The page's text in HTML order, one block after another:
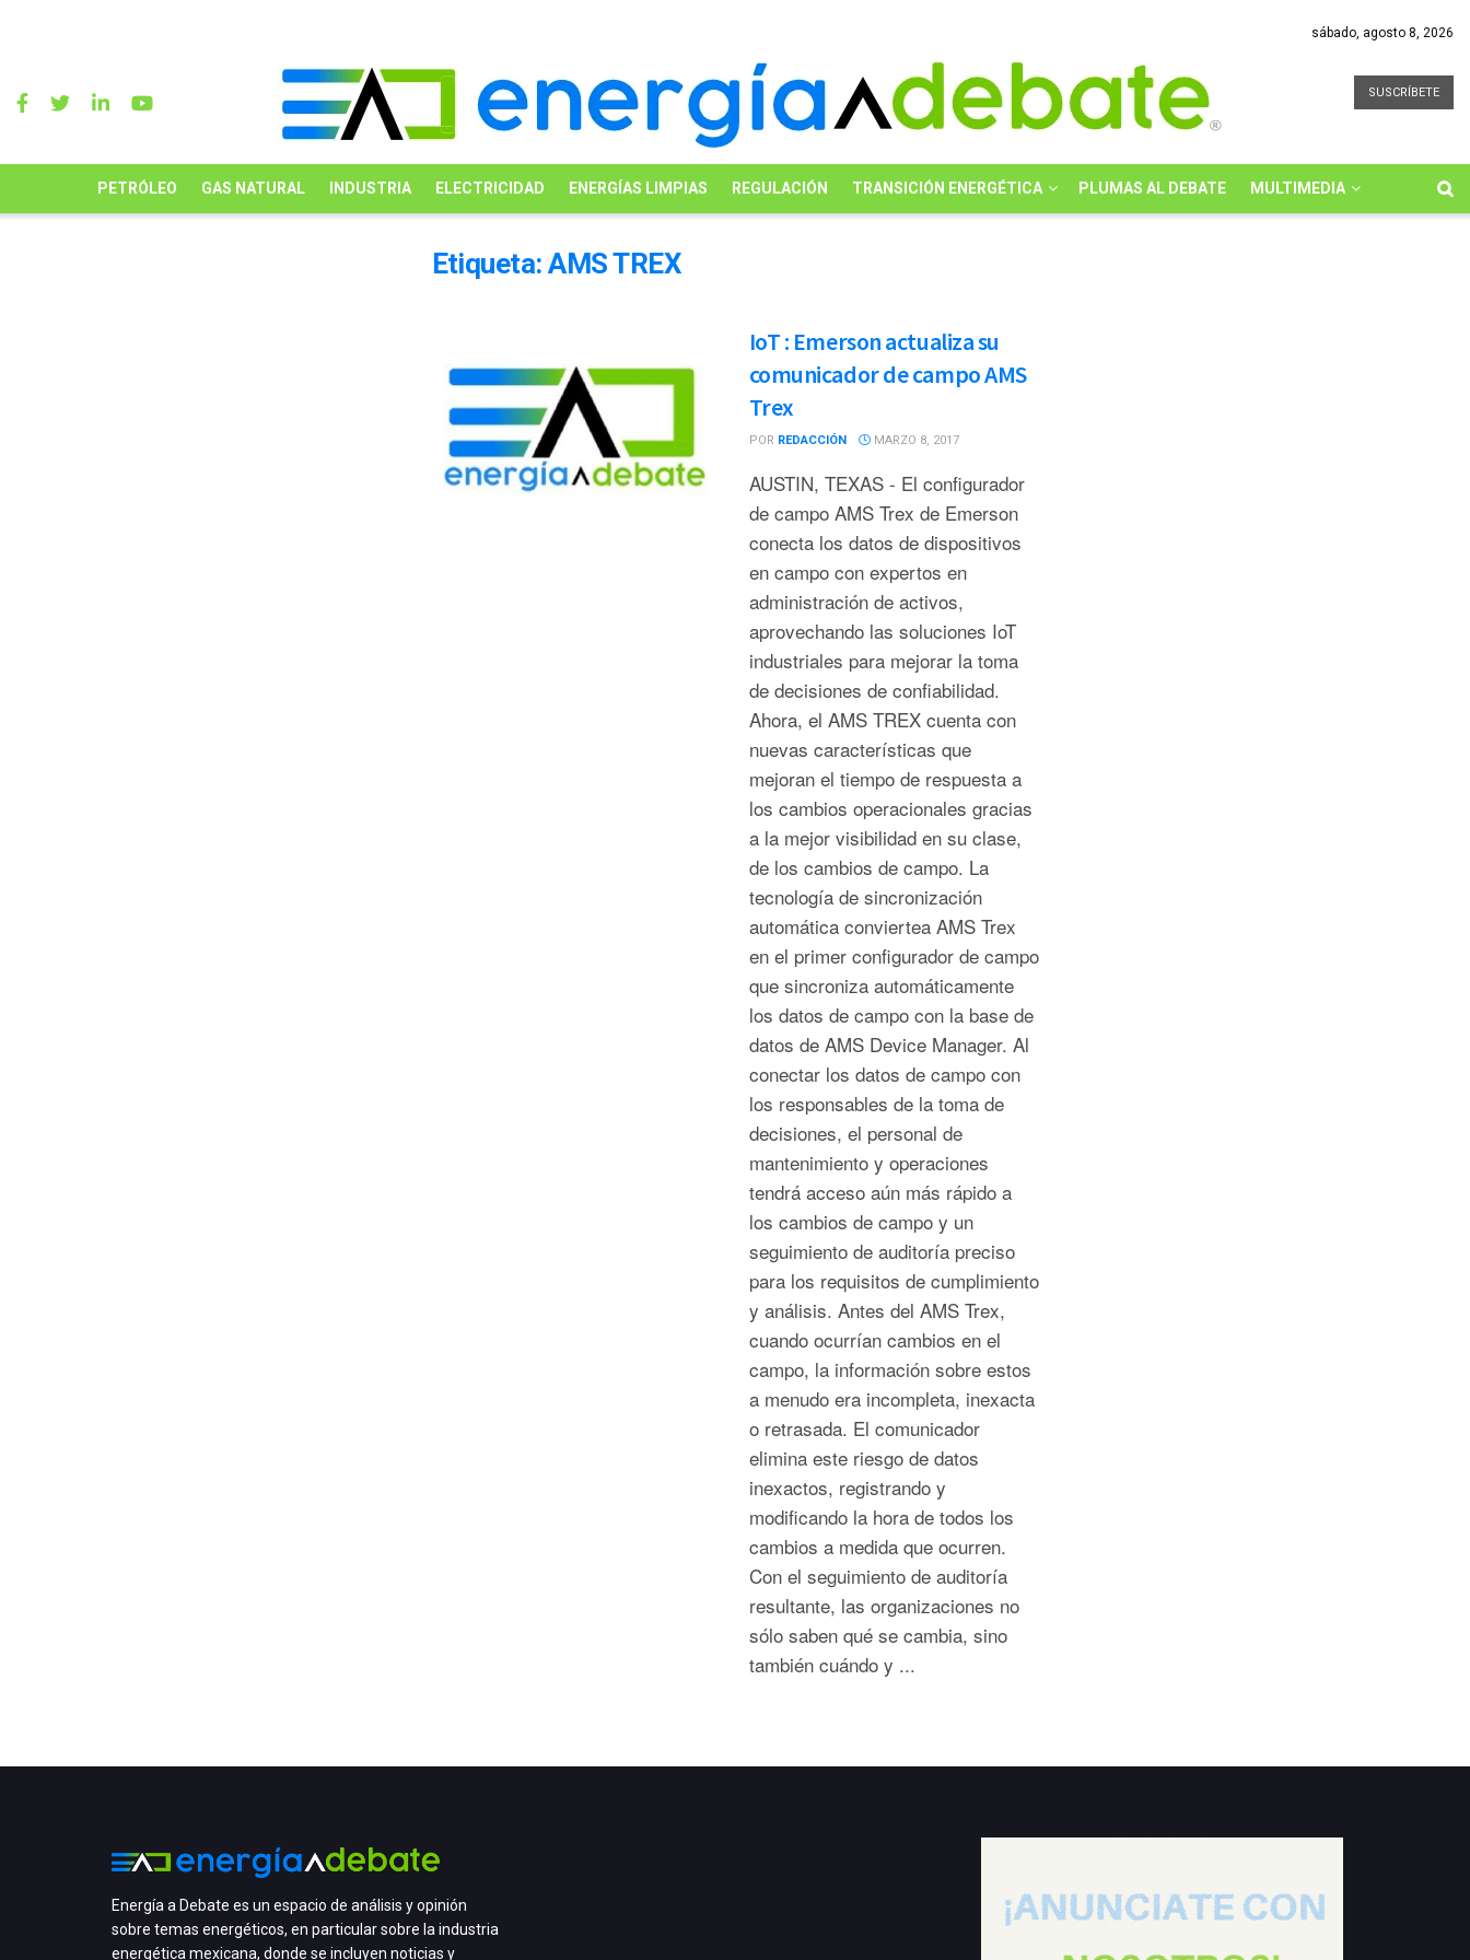
sábado, agosto 8, 2026
SUSCRÍBETE
PETRÓLEO GAS NATURAL INDUSTRIA ELECTRICIDAD ENERGÍAS LIMPIAS REGULACIÓN TRANSICIÓN ENERGÉTICA PLUMAS AL DEBATE MULTIMEDIA
Etiqueta:AMS TREX
IoT : Emerson actualiza su
comunicador de campo AMS
Trex
POR REDACCIÓN MARZO 8, 2017
AUSTIN, TEXAS - El configurador
de campo AMS Trex de Emerson
conecta los datos de dispositivos
en campo con expertos en
administración de activos,
aprovechando las soluciones IoT
industriales para mejorar la toma
de decisiones de confiabilidad.
Ahora, el AMS TREX cuenta con
nuevas características que
mejoran el tiempo de respuesta a
los cambios operacionales gracias
a la mejor visibilidad en su clase,
de los cambios de campo. La
tecnología de sincronización
automática conviertea AMS Trex
en el primer configurador de campo
que sincroniza automáticamente
los datos de campo con la base de
datos de AMS Device Manager. Al
conectar los datos de campo con
los responsables de la toma de
decisiones, el personal de
mantenimiento y operaciones
tendrá acceso aún más rápido a
los cambios de campo y un
seguimiento de auditoría preciso
para los requisitos de cumplimiento
y análisis. Antes del AMS Trex,
cuando ocurrían cambios en el
campo, la información sobre estos
a menudo era incompleta, inexacta
o retrasada. El comunicador
elimina este riesgo de datos
inexactos, registrando y
modificando la hora de todos los
cambios a medida que ocurren.
Con el seguimiento de auditoría
resultante, las organizaciones no
sólo saben qué se cambia, sino
también cuándo y ...
Energía a Debate es un espacio de análisis y opinión
sobre temas energéticos, en particular sobre la industria
energética mexicana, donde se incluyen noticias y